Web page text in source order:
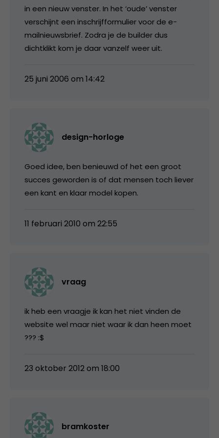
in een nieuw venster. In het ‘oude’ venster
verschijnt een inschrijfformulier voor de e-
mailnieuwsbrief. Zodra je de builder dus
dichtklikt kom je daar vanzelf weer uit.
25 juni 2006 om 14:42
design-horloge
Goed idee, ben benieuwd of het een groot
succes geworden is of dat mensen toch liever
een kant en klaar model kopen.
11 februari 2010 om 22:55
vraag
ik heb een vraagje ik kan het niet vinden de
website wel maar niet waar ik dan heen moet
??? :$
23 oktober 2012 om 18:00
bramkoster